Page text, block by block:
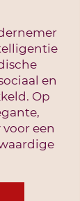
en
Op
een